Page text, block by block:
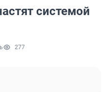
системой
277